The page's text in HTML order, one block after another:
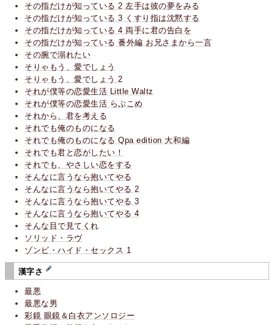
その指だけが知っている 2 左手は彼の夢をみる
その指だけが知っている 3 くすり指は沈黙する
その指だけが知っている 4 両手に君の告白を
その指だけが知っている 番外編 お兄さまから一言
その腕で溺れたい
そりゃもう、愛でしょう
そりゃもう、愛でしょう 2
それが僕等の恋愛生活 Little Waltz
それが僕等の恋愛生活 らぶこめ
それから、君を考える
それでも俺のものになる
それでも俺のものになる Qpa edition 大和編
それでも君と恋がしたい！
それでも、やさしい恋をする
そんなに言うなら抱いてやる
そんなに言うなら抱いてやる 2
そんなに言うなら抱いてやる 3
そんなに言うなら抱いてやる 4
そんな目で見てくれ
ソリッド・ラヴ
ゾンビ・ハイド・セックス 1
漢字さ
最悪
最悪な男
彩鏡 眼鏡＆白衣アンソロジー